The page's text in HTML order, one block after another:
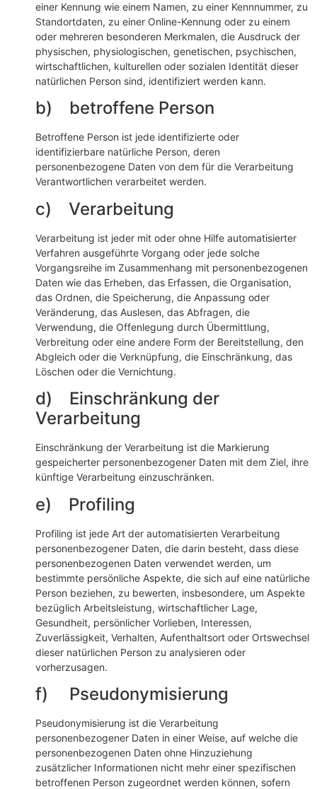
einer Kennung wie einem Namen, zu einer Kennnummer, zu
Standortdaten, zu einer Online-Kennung oder zu einem
oder mehreren besonderen Merkmalen, die Ausdruck der
physischen, physiologischen, genetischen, psychischen,
wirtschaftlichen, kulturellen oder sozialen Identität dieser
natürlichen Person sind, identifiziert werden kann.
b) betroffene Person
Betroffene Person ist jede identifizierte oder
identifizierbare natürliche Person, deren
personenbezogene Daten von dem für die Verarbeitung
Verantwortlichen verarbeitet werden.
c) Verarbeitung
Verarbeitung ist jeder mit oder ohne Hilfe automatisierter
Verfahren ausgeführte Vorgang oder jede solche
Vorgangsreihe im Zusammenhang mit personenbezogenen
Daten wie das Erheben, das Erfassen, die Organisation,
das Ordnen, die Speicherung, die Anpassung oder
Veränderung, das Auslesen, das Abfragen, die
Verwendung, die Offenlegung durch Übermittlung,
Verbreitung oder eine andere Form der Bereitstellung, den
Abgleich oder die Verknüpfung, die Einschränkung, das
Löschen oder die Vernichtung.
d) Einschränkung der
Verarbeitung
Einschränkung der Verarbeitung ist die Markierung
gespeicherter personenbezogener Daten mit dem Ziel, ihre
künftige Verarbeitung einzuschränken.
e) Profiling
Profiling ist jede Art der automatisierten Verarbeitung
personenbezogener Daten, die darin besteht, dass diese
personenbezogenen Daten verwendet werden, um
bestimmte persönliche Aspekte, die sich auf eine natürliche
Person beziehen, zu bewerten, insbesondere, um Aspekte
bezüglich Arbeitsleistung, wirtschaftlicher Lage,
Gesundheit, persönlicher Vorlieben, Interessen,
Zuverlässigkeit, Verhalten, Aufenthaltsort oder Ortswechsel
dieser natürlichen Person zu analysieren oder
vorherzusagen.
f) Pseudonymisierung
Pseudonymisierung ist die Verarbeitung
personenbezogener Daten in einer Weise, auf welche die
personenbezogenen Daten ohne Hinzuziehung
zusätzlicher Informationen nicht mehr einer spezifischen
betroffenen Person zugeordnet werden können, sofern